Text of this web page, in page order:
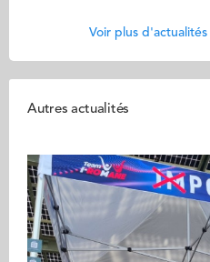
Voir plus
Autres actualités